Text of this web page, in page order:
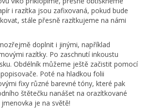
i razítka jsou zafixovaná, pokud bude
stále přesně razítkujeme na námi
doplnit i jinými, například
razítky. Po zaschnutí inkoustu
Obdélník můžeme ještě začistit pomocí
Poté na hladkou folii
fixy různé barevné tóny, které pak
štětečku nanášet na orazítkované
je na světě!